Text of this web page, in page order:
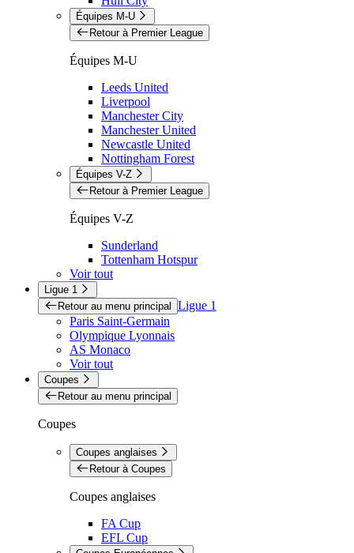
Équipes M-U
Retour à Premier League
Équipes M-U
Leeds United
Liverpool
Manchester City
Manchester United
Newcastle United
Nottingham Forest
Équipes V-Z
Retour à Premier League
Équipes V-Z
Sunderland
Tottenham Hotspur
Voir tout
Ligue 1
Retour au menu principal Ligue 1
Paris Saint-Germain
Olympique Lyonnais
AS Monaco
Voir tout
Coupes
Retour au menu principal
Coupes
Coupes anglaises
Retour à Coupes
Coupes anglaises
FA Cup
EFL Cup